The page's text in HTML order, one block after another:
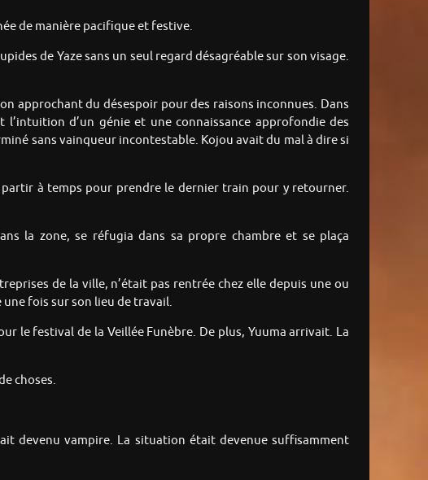
de manière pacifique et festive.
de Yaze sans un seul regard désagréable sur son visage.
approchant du désespoir pour des raisons inconnues. Dans
d’un génie et une connaissance approfondie des
sans vainqueur incontestable. Kojou avait du mal à dire si
à temps pour prendre le dernier train pour y retourner.
la zone, se réfugia dans sa propre chambre et se plaça
de la ville, n’était pas rentrée chez elle depuis une ou
fois sur son lieu de travail.
le festival de la Veillée Funèbre. De plus, Yuuma arrivait. La
choses.
devenu vampire. La situation était devenue suffisamment